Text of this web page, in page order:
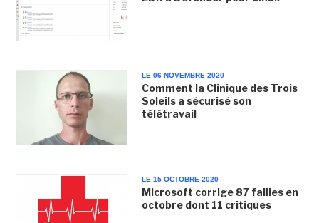
LE 06 NOVEMBRE 2020
Comment la Clinique des Trois
Soleils a sécurisé son
télétravail
LE 15 OCTOBRE 2020
Microsoft corrige 87 failles en
octobre dont 11 critiques